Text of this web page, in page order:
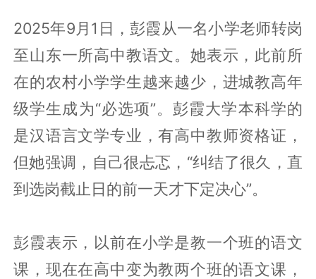
2025年9月1日，彭霞从一名小学老师转岗
至山东一所高中教语文。她表示，此前所
在的农村小学学生越来越少，进城教高年
级学生成为“必选项”。彭霞大学本科学的
是汉语言文学专业，有高中教师资格证，
但她强调，自己很忐忑，“纠结了很久，直
到选岗截止日的前一天才下定决心”。
彭霞表示，以前在小学是教一个班的语文
课，现在在高中变为教两个班的语文课，